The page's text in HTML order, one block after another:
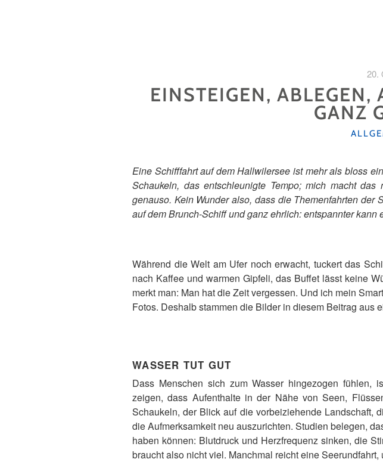
20.
EINSTEIGEN, ABLEGEN,
GANZ
Eine Schifffahrt auf dem Hallwilersee ist mehr als bloss
Schaukeln, das entschleunigte Tempo; mich macht
genauso. Kein Wunder also, dass die Themenfahrten
auf dem Brunch-Schiff und ganz ehrlich: entspannter kann
Während die Welt am Ufer noch erwacht, tuckert das
nach Kaffee und warmen Gipfeli, das Buffet lässt keine
merkt man: Man hat die Zeit vergessen. Und ich mein
Fotos. Deshalb stammen die Bilder in diesem Beitrag aus
WASSER TUT GUT
Dass Menschen sich zum Wasser hingezogen fühlen,
zeigen, dass Aufenthalte in der Nähe von Seen,
Schaukeln, der Blick auf die vorbeiziehende
die Aufmerksamkeit neu auszurichten. Studien belegen,
haben können: Blutdruck und Herzfrequenz sinken, die
braucht also nicht viel. Manchmal reicht eine